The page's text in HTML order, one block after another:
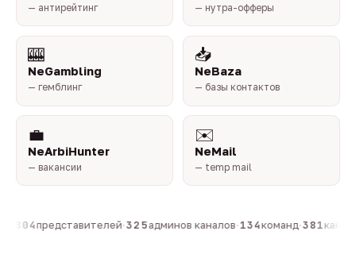
— антирейтинг — нутра-офферы
🎰
NeGambling
— гемблинг
📥
NeBaza
— базы контактов
💼
NeArbiHunter
— вакансии
✉️
NeMail
— temp mail
804представителей·325админов каналов·134команд·381